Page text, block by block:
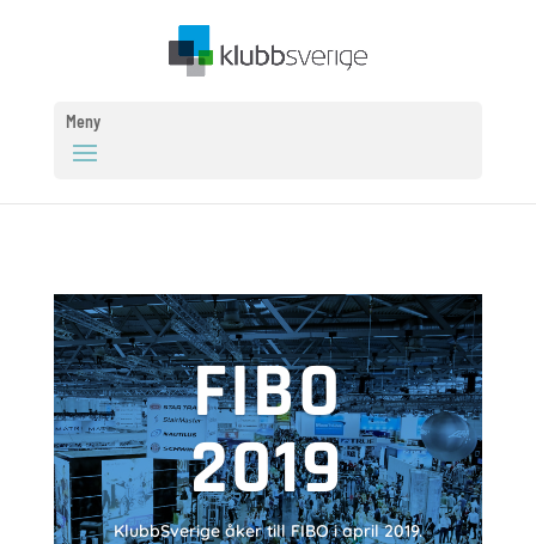
Meny
FIBO
2019
KlubbSverige åker till FIBO i april 2019.